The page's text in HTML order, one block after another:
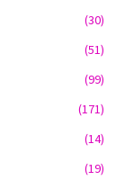
(30)
(51)
(99)
(171)
(14)
(19)